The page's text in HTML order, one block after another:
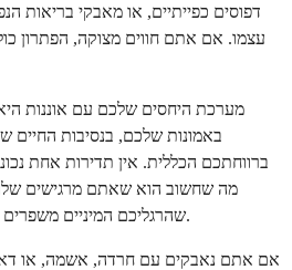
דפוסים כפייתיים, או מאבקי בריאות
עצמו. אם אתם חווים מצוקה, הפתרון
מערכת היחסים שלכם עם אוננות
באמונות שלכם, בנסיבות החיים
ברווחתכם הכללית. אין תדירות אחת
מה שחשוב הוא שאתם מרגישים
שהרגליכם המיניים משפרים את חייכם ולא מצמצמים אותם.
אם אתם נאבקים עם חרדה, אשמה, או